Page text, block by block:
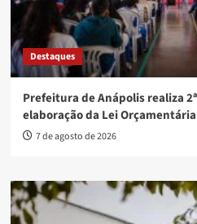
Destaques
Prefeitura de Anápolis realiza
elaboração da Lei
7 de agosto de 2026